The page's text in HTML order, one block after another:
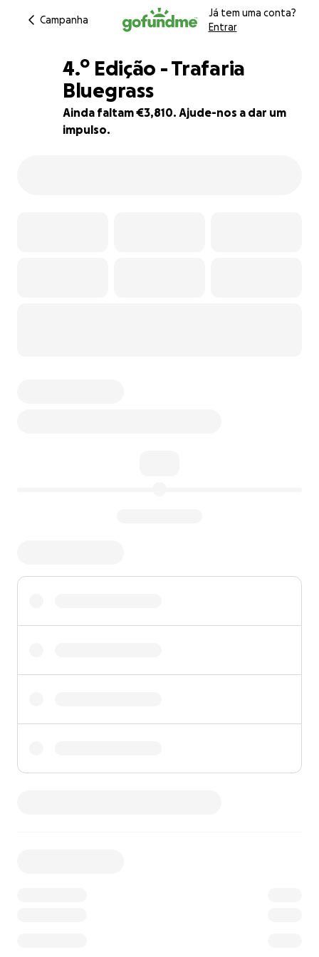
Campanha
Já tem uma conta?
Entrar
5% complete
4.º Edição - Trafaria
Bluegrass
Ainda faltam €3,810. Ajude-nos a dar um
impulso.